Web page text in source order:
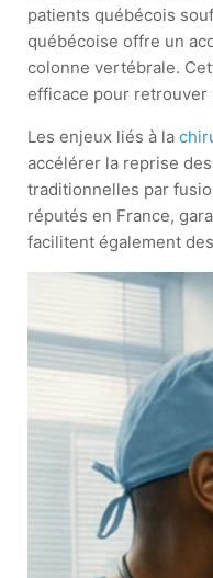
patients québécois
québécoise offre un
colonne vertébrale.
efficace pour retrouver
Les enjeux liés à la
accélérer la reprise
traditionnelles par
réputés en France,
facilitent également